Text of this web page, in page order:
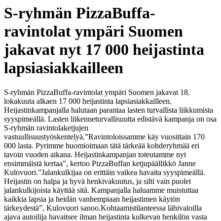
S-ryhmän PizzaBuffa-
ravintolat ympäri Suomen
jakavat nyt 17 000 heijastinta
lapsiasiakkailleen
S-ryhmän PizzaBuffa-ravintolat ympäri Suomen jakavat 18.
lokakuuta alkaen 17 000 heijastinta lapsiasiakkailleen.
Heijastinkampanjalla halutaan parantaa lasten turvallista liikkumista
syyspimeällä. Lasten liikenneturvallisuutta edistävä kampanja on osa
S-ryhmän ravintolaketjujen
vastuullisuustyöskentelyä.”Ravintoloissamme käy vuosittain 170
000 lasta. Pyrimme huomioimaan tätä tärkeää kohderyhmää eri
tavoin vuoden aikana. Heijastinkampanjan toteutamme nyt
ensimmäistä kertaa”, kertoo PizzaBuffan ketjupäällikkö Janne
Kulovuori.”Jalankulkijaa on erittäin vaikea havaita syyspimeällä.
Heijastin on halpa ja hyvä henkivakuutus, ja silti vain puolet
jalankulkijoista käyttää sitä. Kampanjalla haluamme muistuttaa
kaikkia lapsia ja heidän vanhempiaan heijastimen käytön
tärkeydestä”, Kulovuori sanoo.Kohtaamistilanteessa lähivaloilla
ajava autoilija havaitsee ilman heijastinta kulkevan henkilön vasta